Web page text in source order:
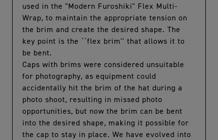
used in the "Modern Furoshiki" Flex Multi-
Wrap, to maintain the appropriate tension on
the brim and create the desired shape. The
key point is the ``flex brim'' that allows it to
be bent.
Caps with brims were considered unsuitable
for photography, as equipment could
accidentally hit the brim of the hat during a
photo shoot, resulting in missed photo
opportunities, but now the brim can be bent
into the desired shape, making it possible for
the cap to stay in place. We have evolved into